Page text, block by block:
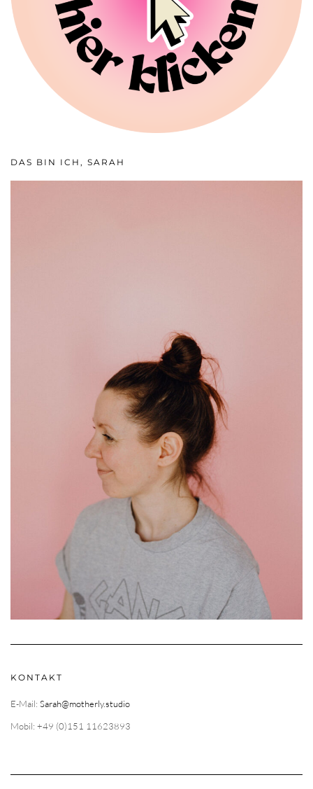
DAS BIN ICH, SARAH
KONTAKT
E-Mail: Sarah@motherly.studio
Mobil: +49 (0)151 11623893